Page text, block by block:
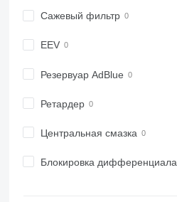
Сажевый фильтр
EEV
Резервуар AdBlue
Ретардер
Центральная смазка
Блокировка дифференциала